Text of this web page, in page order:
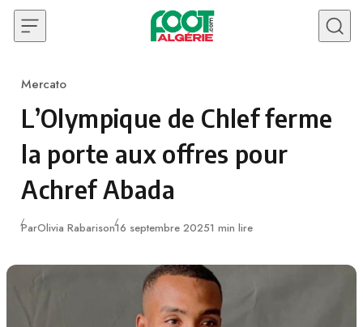
Skip to content
Category
Mercato
L’Olympique de Chlef ferme
la porte aux offres pour
Achref Abada
ParOlivia RabarisonPublié
16 septembre 20251 min lire